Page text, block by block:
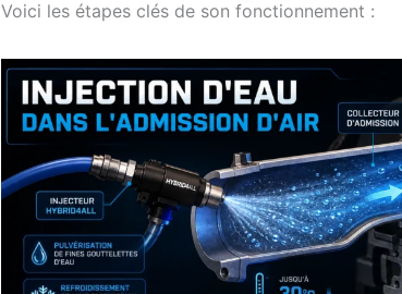
Voici les étapes clés de son fonctionnement :